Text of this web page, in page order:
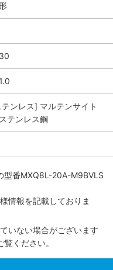
ンレス] マルテンサイト
テンレス鋼
型番MXQ8L-20A-M9BVLS
情報を記載しておりま
いない場合がございます
覧ください。